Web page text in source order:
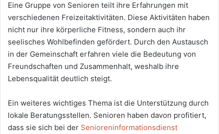
Eine Gruppe von Senioren teilt ihre Erfahrungen mit
verschiedenen Freizeitaktivitäten. Diese Aktivitäten haben
nicht nur ihre körperliche Fitness, sondern auch ihr
seelisches Wohlbefinden gefördert. Durch den Austausch
in der Gemeinschaft erfahren viele die Bedeutung von
Freundschaften und Zusammenhalt, weshalb ihre
Lebensqualität deutlich steigt.
Ein weiteres wichtiges Thema ist die Unterstützung durch
lokale Beratungsstellen. Senioren haben davon profitiert,
dass sie sich bei der Senioreninformationsdienst